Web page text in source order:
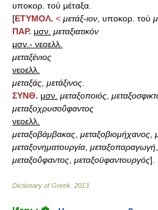
υποκορ. τού μέταξα.
[ΕΤΥΜΟΛ. < μετάξ-ιον , υποκορ. τού
ΠΑΡ. μσν. μεταξιατικόν
μσν.- νεοελλ.
μεταξένιος
νεοελλ.
μεταξάς μετάξινος
ΣΥΝΘ. μσν. μεταξοποιός
μεταξοχρυσοΰφαντος
νεοελλ.
μεταξοβάμβακας μεταξοβιομήχανος
μεταξονηματουργία μεταξοπαραγωγή
μεταξοΰφαντος μεταξοϋφαντουργός].
Dictionary of Greek 2013